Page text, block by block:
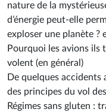
nature de la
d’énergie peut-elle
exploser une planète ?
Pourquoi les avions ils
volent (en général)
De quelques
des principes du vol
Régimes sans gluten :